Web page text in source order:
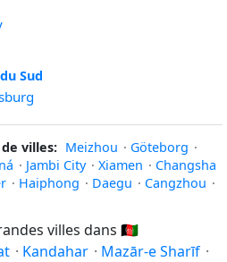
Sud
villes: Meizhou · Göteborg ·
· Jambi City · Xiamen · Changsha
· Haiphong · Daegu · Cangzhou ·
villes dans 🇦🇫
· Kandahar · Mazār-e Sharīf ·